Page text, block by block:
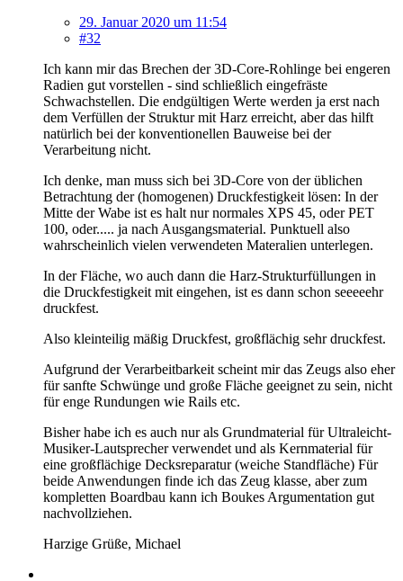
29. Januar 2020 um 11:54
#32
Ich kann mir das Brechen der 3D-Core-Rohlinge bei engeren
Radien gut vorstellen - sind schließlich eingefräste
Schwachstellen. Die endgültigen Werte werden ja erst nach
dem Verfüllen der Struktur mit Harz erreicht, aber das hilft
natürlich bei der konventionellen Bauweise bei der
Verarbeitung nicht.
Ich denke, man muss sich bei 3D-Core von der üblichen
Betrachtung der (homogenen) Druckfestigkeit lösen: In der
Mitte der Wabe ist es halt nur normales XPS 45, oder PET
100, oder..... ja nach Ausgangsmaterial. Punktuell also
wahrscheinlich vielen verwendeten Materalien unterlegen.
In der Fläche, wo auch dann die Harz-Strukturfüllungen in
die Druckfestigkeit mit eingehen, ist es dann schon seeeeehr
druckfest.
Also kleinteilig mäßig Druckfest, großflächig sehr druckfest.
Aufgrund der Verarbeitbarkeit scheint mir das Zeugs also eher
für sanfte Schwünge und große Fläche geeignet zu sein, nicht
für enge Rundungen wie Rails etc.
Bisher habe ich es auch nur als Grundmaterial für Ultraleicht-
Musiker-Lautsprecher verwendet und als Kernmaterial für
eine großflächige Decksreparatur (weiche Standfläche) Für
beide Anwendungen finde ich das Zeug klasse, aber zum
kompletten Boardbau kann ich Boukes Argumentation gut
nachvollziehen.
Harzige Grüße, Michael